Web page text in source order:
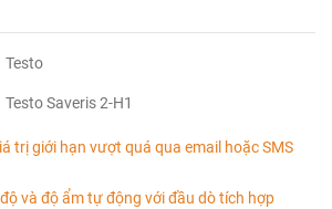
Testo
Testo Saveris 2-H1
trị giới hạn vượt quá qua email hoặc SMS
và độ ẩm tự động với đầu dò tích hợp